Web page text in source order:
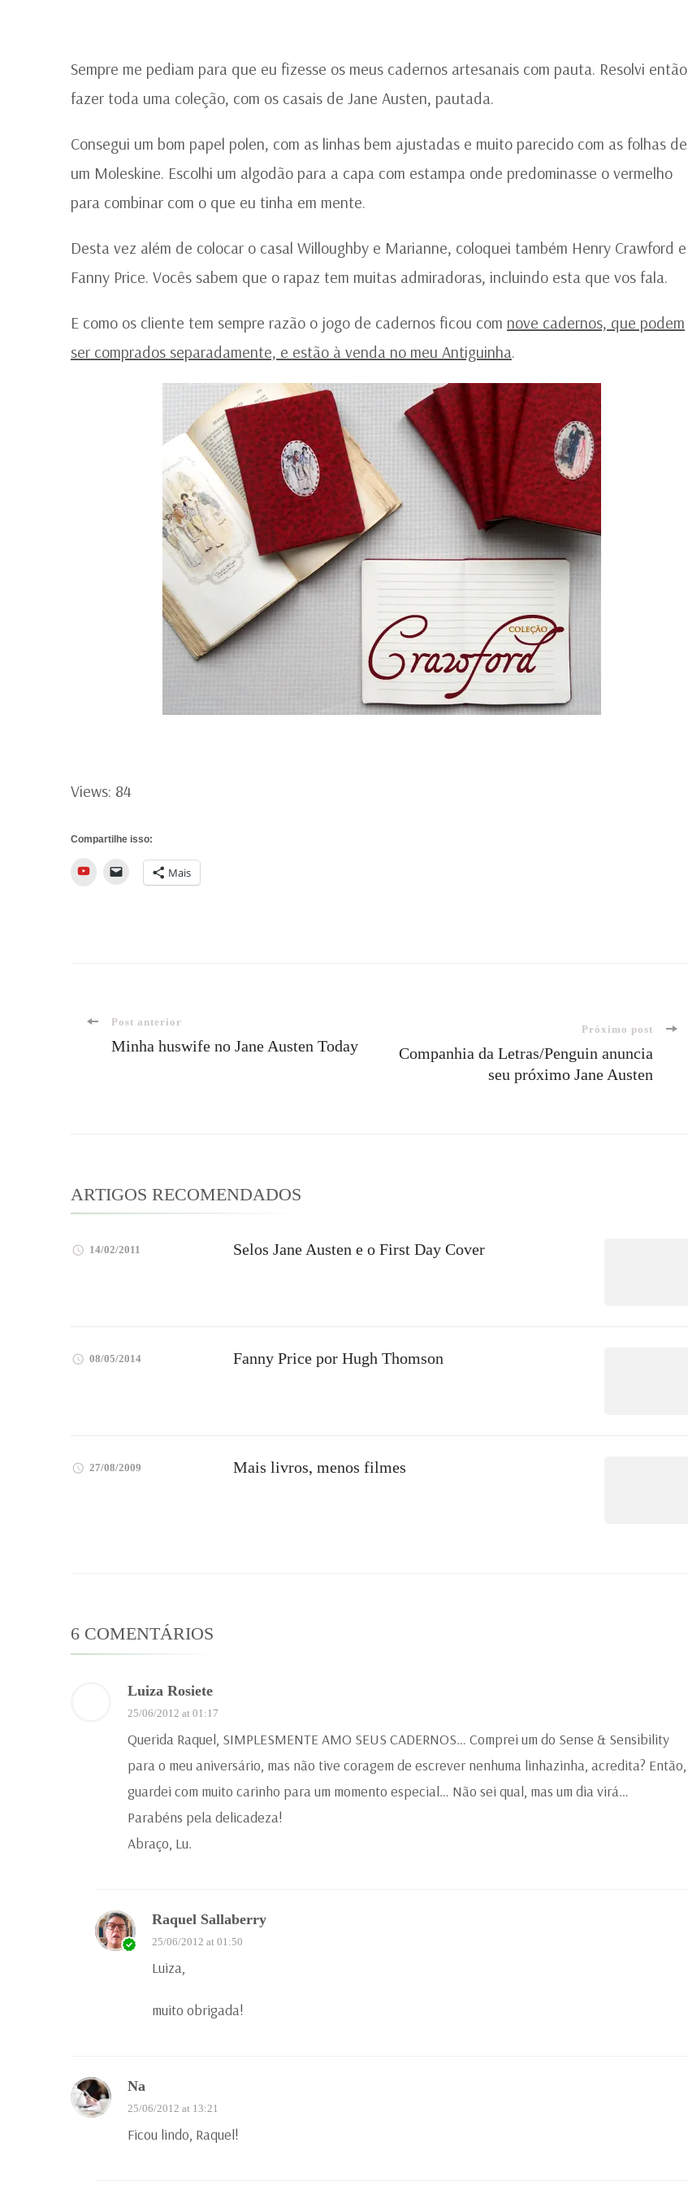
Sempre me pediam para que eu fizesse os meus cadernos artesanais com pauta. Resolvi então
fazer toda uma coleção, com os casais de Jane Austen, pautada.
Consegui um bom papel polen, com as linhas bem ajustadas e muito parecido com as folhas de
um Moleskine. Escolhi um algodão para a capa com estampa onde predominasse o vermelho
para combinar com o que eu tinha em mente.
Desta vez além de colocar o casal Willoughby e Marianne, coloquei também Henry Crawford e
Fanny Price. Vocês sabem que o rapaz tem muitas admiradoras, incluindo esta que vos fala.
E como os cliente tem sempre razão o jogo de cadernos ficou com nove cadernos, que podem
ser comprados separadamente, e estão à venda no meu Antiguinha.
Views: 84
Compartilhe isso:
YouTube Mais
Navegação
Post anterior
Minha huswife no Jane Austen Today
Próximo post
Companhia da Letras/Penguin anuncia
seu próximo Jane Austen
ARTIGOS RECOMENDADOS
14/02/2011 Selos Jane Austen e o First Day Cover
08/05/2014 Fanny Price por Hugh Thomson
27/08/2009 Mais livros, menos filmes
6 COMENTÁRIOS
Luiza Rosiete
25/06/2012 at 01:17
Querida Raquel, SIMPLESMENTE AMO SEUS CADERNOS… Comprei um do Sense & Sensibility
para o meu aniversário, mas não tive coragem de escrever nenhuma linhazinha, acredita? Então,
guardei com muito carinho para um momento especial… Não sei qual, mas um dia virá…
Parabéns pela delicadeza!
Abraço, Lu.
Raquel Sallaberry
25/06/2012 at 01:50
Luiza,
muito obrigada!
Na
25/06/2012 at 13:21
Ficou lindo, Raquel!